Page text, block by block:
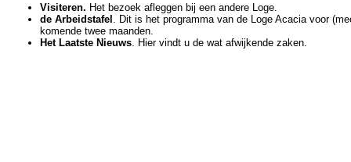
Visiteren. Het bezoek afleggen bij een andere Loge.
de Arbeidstafel . Dit is het programma van de Loge Acacia voor
komende twee maanden.
Het Laatste Nieuws . Hier vindt u de wat afwijkende zaken.